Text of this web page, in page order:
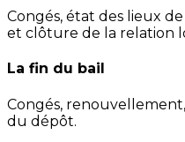
Congés, état des lieux
et clôture de la relation
La fin du bail
Congés,
du dépôt.